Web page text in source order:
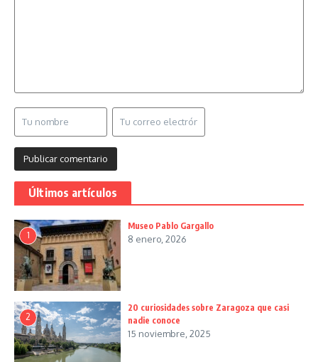
Últimos artículos
1
Museo Pablo Gargallo
8 enero, 2026
2
20 curiosidades sobre Zaragoza que casi
nadie conoce
15 noviembre, 2025